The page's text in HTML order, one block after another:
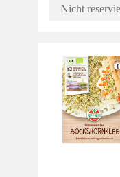
Nicht